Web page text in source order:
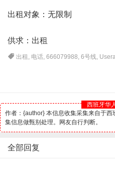
出租对象：无限制
供求：出租
出租 , 电话,666079988,6号线,
西班牙华
作者：{author} 本信息收集采集来自于
集信息做甄别处理。网友自行判断。
全部回复